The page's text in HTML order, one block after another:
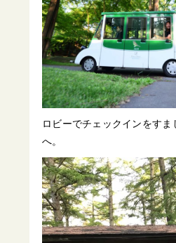
ロビーでチェックインをす
へ。